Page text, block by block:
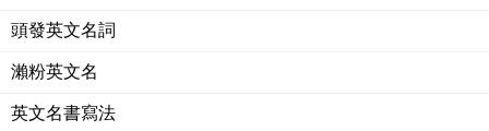
頭發英文名詞
瀨粉英文名
英文名書寫法